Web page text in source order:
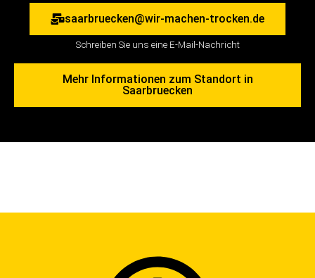
saarbruecken@wir-machen-trocken.de
Schreiben Sie uns eine E-Mail-Nachricht
Mehr Informationen zum Standort in
Saarbruecken